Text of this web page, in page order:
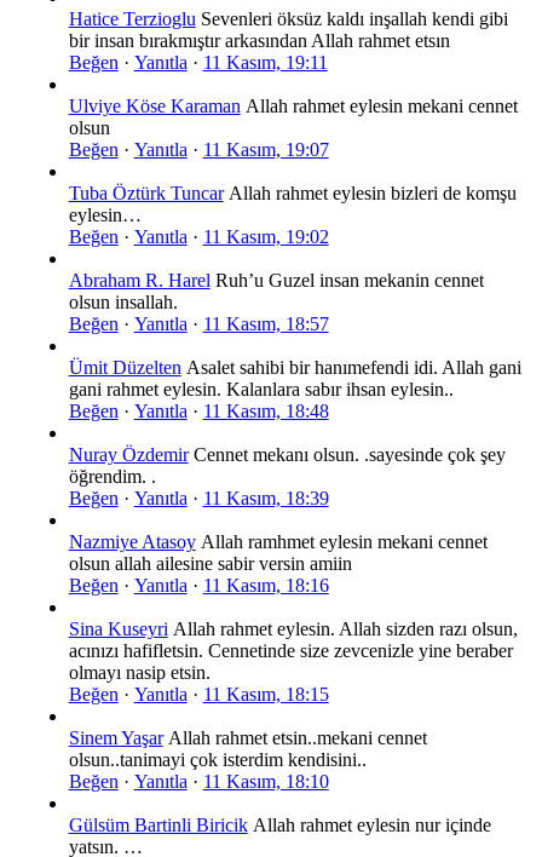
Hatice Terzioglu Sevenleri öksüz kaldı inşallah kendi gibi
bir insan bırakmıştır arkasından Allah rahmet etsın
Beğen · Yanıtla · 11 Kasım, 19:11
Ulviye Köse Karaman Allah rahmet eylesin mekani cennet
olsun
Beğen · Yanıtla · 11 Kasım, 19:07
Tuba Öztürk TuncarAllah rahmet eylesin bizleri de komşu
eylesin…
Beğen · Yanıtla · 11 Kasım, 19:02
Abraham R. Harel Ruh’u Guzel insan mekanin cennet
olsun insallah.
Beğen · Yanıtla · 11 Kasım, 18:57
Ümit Düzelten Asalet sahibi bir hanımefendi idi. Allah gani
gani rahmet eylesin. Kalanlara sabır ihsan eylesin..
Beğen · Yanıtla · 11 Kasım, 18:48
Nuray ÖzdemirCennet mekanı olsun. .sayesinde çok şey
öğrendim. .
Beğen · Yanıtla · 11 Kasım, 18:39
Nazmiye AtasoyAllah ramhmet eylesin mekani cennet
olsun allah ailesine sabir versin amiin
Beğen · Yanıtla · 11 Kasım, 18:16
Sina Kuseyri Allah rahmet eylesin. Allah sizden razı olsun,
acınızı hafifletsin. Cennetinde size zevcenizle yine beraber
olmayı nasip etsin.
Beğen · Yanıtla · 11 Kasım, 18:15
Sinem YaşarAllah rahmet etsin..mekani cennet
olsun..tanimayi çok isterdim kendisini..
Beğen · Yanıtla · 11 Kasım, 18:10
Gülsüm Bartinli BiricikAllah rahmet eylesin nur içinde
yatsın. …